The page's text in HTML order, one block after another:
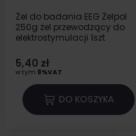
Żel do badania EEG Żelpol
250g żel przewodzący do
elektrostymulacji 1szt
5,40 zł
w tym 8%VAT
DO KOSZYKA